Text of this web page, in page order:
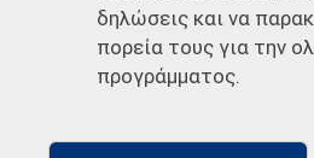
δηλώσεις και να
πορεία τους για την
προγράμματος.